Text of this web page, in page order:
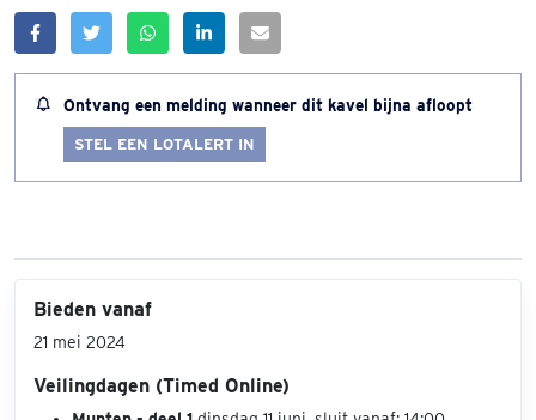
Ontvang een melding wanneer dit kavel bijna afloopt
STEL EEN LOTALERT IN
Bieden vanaf
21 mei 2024
Veilingdagen (Timed Online)